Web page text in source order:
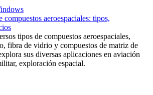
aeroespaciales: tipos,
tipos de compuestos aeroespaciales,
fibra de vidrio y compuestos de matriz de
sus diversas aplicaciones en aviación
exploración espacial.